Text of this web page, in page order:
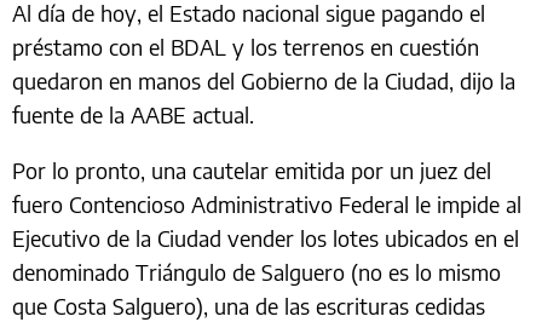
Al día de hoy, el Estado nacional sigue pagando el
préstamo con el BDAL y los terrenos en cuestión
quedaron en manos del Gobierno de la Ciudad, dijo la
fuente de la AABE actual.
Por lo pronto, una cautelar emitida por un juez del
fuero Contencioso Administrativo Federal le impide al
Ejecutivo de la Ciudad vender los lotes ubicados en el
denominado Triángulo de Salguero (no es lo mismo
que Costa Salguero), una de las escrituras cedidas